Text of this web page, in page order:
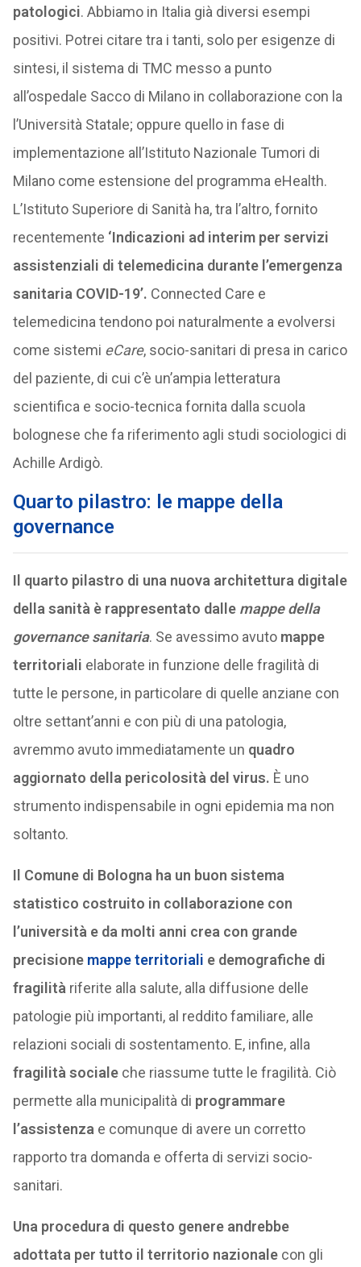
patologici. Abbiamo in Italia già diversi esempi
positivi. Potrei citare tra i tanti, solo per esigenze di
sintesi, il sistema di TMC messo a punto
all’ospedale Sacco di Milano in collaborazione con la
l’Università Statale; oppure quello in fase di
implementazione all’Istituto Nazionale Tumori di
Milano come estensione del programma eHealth.
L’Istituto Superiore di Sanità ha, tra l’altro, fornito
recentemente ‘Indicazioni ad interim per servizi
assistenziali di telemedicina durante l’emergenza
sanitaria COVID-19’. Connected Care e
telemedicina tendono poi naturalmente a evolversi
come sistemi eCare, socio-sanitari di presa in carico
del paziente, di cui c’è un’ampia letteratura
scientifica e socio-tecnica fornita dalla scuola
bolognese che fa riferimento agli studi sociologici di
Achille Ardigò.
Quarto pilastro: le mappe della
governance
Il quarto pilastro di una nuova architettura digitale
della sanità è rappresentato dalle mappe della
governance sanitaria. Se avessimo avuto mappe
territoriali elaborate in funzione delle fragilità di
tutte le persone, in particolare di quelle anziane con
oltre settant’anni e con più di una patologia,
avremmo avuto immediatamente un quadro
aggiornato della pericolosità del virus. È uno
strumento indispensabile in ogni epidemia ma non
soltanto.
Il Comune di Bologna ha un buon sistema
statistico costruito in collaborazione con
l’università e da molti anni crea con grande
precisione mappe territoriali e demografiche di
fragilità riferite alla salute, alla diffusione delle
patologie più importanti, al reddito familiare, alle
relazioni sociali di sostentamento. E, infine, alla
fragilità socialeche riassume tutte le fragilità. Ciò
permette alla municipalità di programmare
l’assistenza e comunque di avere un corretto
rapporto tra domanda e offerta di servizi socio-
sanitari.
Una procedura di questo genere andrebbe
adottata per tutto il territorio nazionalecon gli